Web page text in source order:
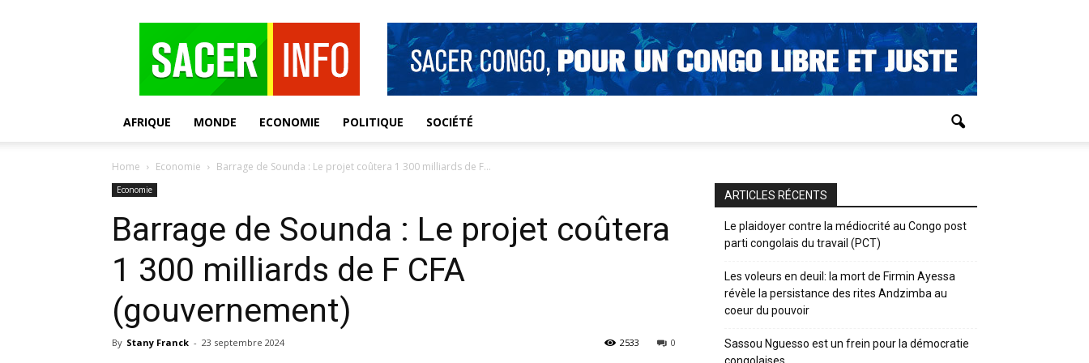
AFRIQUE MONDE ECONOMIE POLITIQUE SOCIÉTÉ
Home Economie Barrage de Sounda : Le projet coûtera 1 300 milliards de F...
Economie
Barrage de Sounda : Le projet coûtera
1 300 milliards de F CFA
(gouvernement)
By Stany Franck - 23 septembre 2024 0
2533
ARTICLES RÉCENTS
Le plaidoyer contre la médiocrité au Congo post
parti congolais du travail (PCT)
Les voleurs en deuil: la mort de Firmin Ayessa
révèle la persistance des rites Andzimba au
coeur du pouvoir
Sassou Nguesso est un frein pour la démocratie